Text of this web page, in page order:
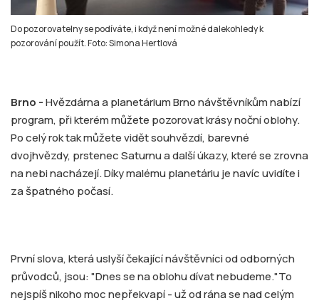
Do pozorovatelny se podíváte, i když není možné dalekohledy k
pozorování použít. Foto: Simona Hertlová
Brno -Hvězdárna a planetárium Brno návštěvníkům nabízí
program, při kterém můžete pozorovat krásy noční oblohy.
Po celý rok tak můžete vidět souhvězdí, barevné
dvojhvězdy, prstenec Saturnu a další úkazy, které se zrovna
na nebi nacházejí. Díky malému planetáriu je navíc uvidíte i
za špatného počasí.
První slova, která uslyší čekající návštěvníci od odborných
průvodců, jsou: "Dnes se na oblohu dívat nebudeme."To
nejspíš nikoho moc nepřekvapí - už od rána se nad celým